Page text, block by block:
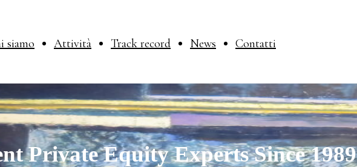
siamo Attività Track record News Contatti
Private Equity Experts Since 1989